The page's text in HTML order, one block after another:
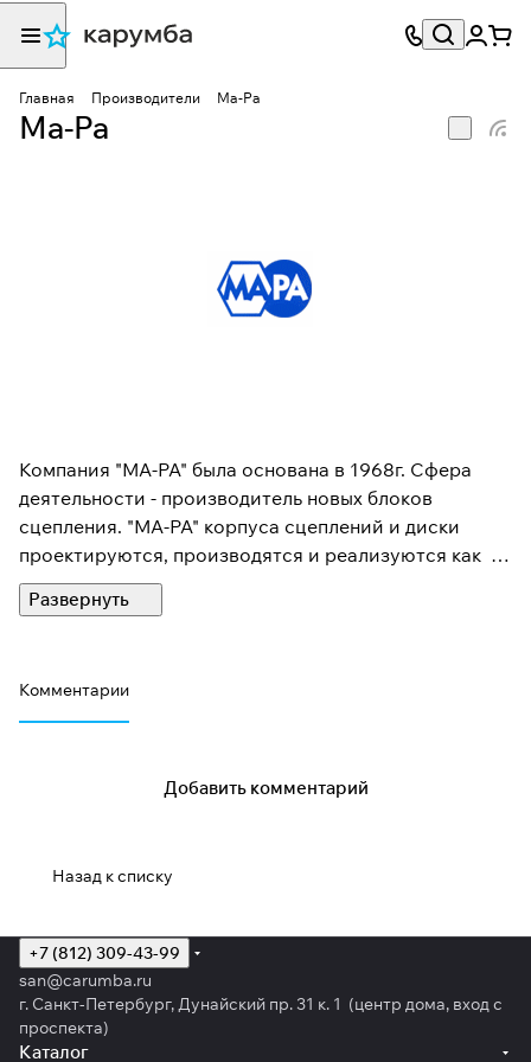
Главная Производители Ma-Pa
Ma-Pa
Компания "MA-PA" была основана в 1968г. Сфера
деятельности - производитель новых блоков
сцепления. "MA-PA" корпуса сцеплений и диски
проектируются, производятся и реализуются как
оригинальное оборудование и запчасти в Турции, в
40 странах мира через широкую диллерскую сеть.
первое место среди производителей сцеплений в
Турции.
Комментарии
Добавить комментарий
Назад к списку
+7 (812) 309-43-99
san@carumba.ru
г. Санкт-Петербург, Дунайский пр. 31 к. 1 (центр дома, вход с
проспекта)
Каталог